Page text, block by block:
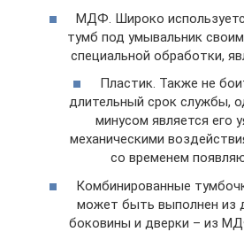
МДФ. Широко
тумб под умывальник
специальной обработки,
Пластик. Также не
длительный срок службы,
минусом является его
механическими
со временем
Комбинированные
может быть выполнен из
боковины и дверки – из